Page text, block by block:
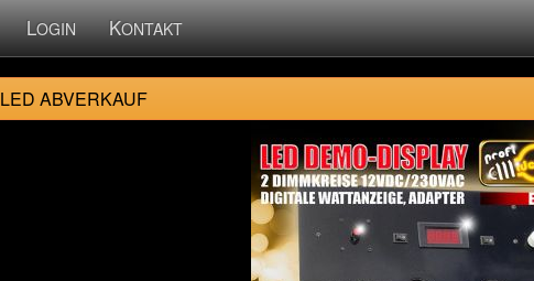
LOGIN KONTAKT
LED ABVERKAUF